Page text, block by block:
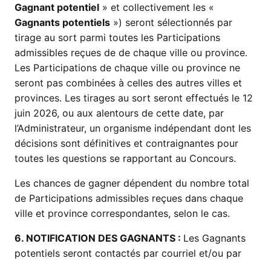
Gagnant potentiel » et collectivement les «
Gagnants potentiels ») seront sélectionnés par
tirage au sort parmi toutes les Participations
admissibles reçues de de chaque ville ou province.
Les Participations de chaque ville ou province ne
seront pas combinées à celles des autres villes et
provinces. Les tirages au sort seront effectués le 12
juin 2026, ou aux alentours de cette date, par
l’Administrateur, un organisme indépendant dont les
décisions sont définitives et contraignantes pour
toutes les questions se rapportant au Concours.
Les chances de gagner dépendent du nombre total
de Participations admissibles reçues dans chaque
ville et province correspondantes, selon le cas.
6. NOTIFICATION DES GAGNANTS : Les Gagnants
potentiels seront contactés par courriel et/ou par